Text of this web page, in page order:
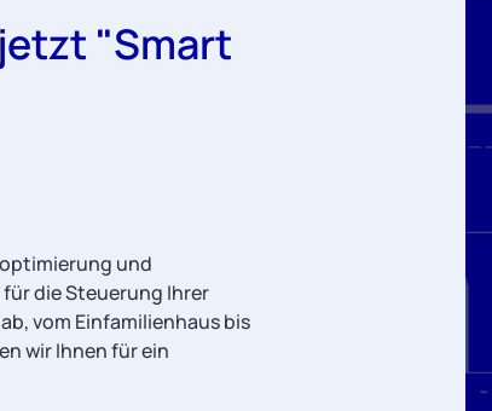
"Smart
und
die Steuerung Ihrer
vom Einfamilienhaus bis
wir Ihnen für ein